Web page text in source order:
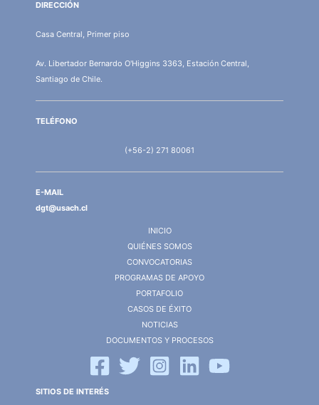
DIRECCIÓN
Casa Central, Primer piso
Av. Libertador Bernardo O'Higgins 3363, Estación Central,
Santiago de Chile.
TELÉFONO
(+56-2) 271 80061
E-MAIL
dgt@usach.cl
INICIO
QUIÉNES SOMOS
CONVOCATORIAS
PROGRAMAS DE APOYO
PORTAFOLIO
CASOS DE ÉXITO
NOTICIAS
DOCUMENTOS Y PROCESOS
SITIOS DE INTERÉS